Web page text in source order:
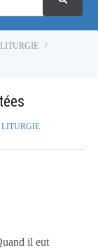
LITURGIE
LITURGIE
il eut